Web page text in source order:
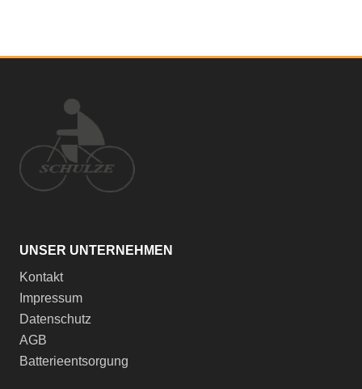
UNSER UNTERNEHMEN
Kontakt
Impressum
Datenschutz
AGB
Batterieentsorgung